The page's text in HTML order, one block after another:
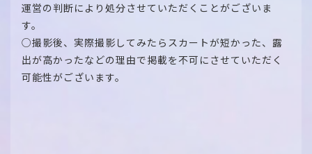
運営の判断により処分させていただくことがございま
す。
○撮影後、実際撮影してみたらスカートが短かった、露
出が高かったなどの理由で掲載を不可にさせていただく
可能性がございます。